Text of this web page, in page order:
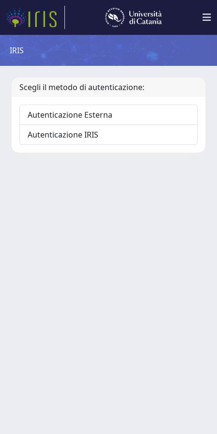
IRIS
Scegli il metodo di autenticazione:
Autenticazione Esterna
Autenticazione IRIS